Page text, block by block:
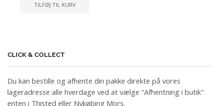
TILFØJ TIL KURV
CLICK & COLLECT
Du kan bestille og afhente din pakke direkte på vores
lageradresse alle hverdage ved at vælge "Afhentning i butik"
enten i Thisted eller Nykøbing Mors.